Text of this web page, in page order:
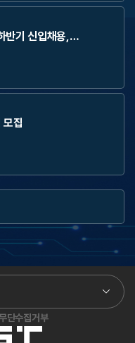
기 신입채용,
집
단수집거부